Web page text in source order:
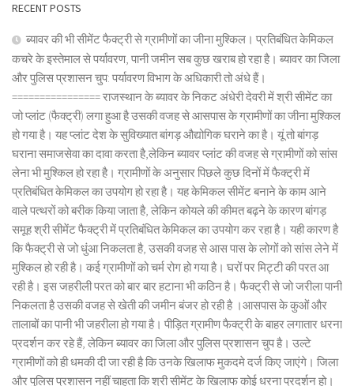
RECENT POSTS
ब्यावर की भी सीमेंट फैक्ट्री से ग्रामीणों का जीना मुश्किल। प्रतिबंधित केमिकल
कचरे के इस्तेमाल से पर्यावरण, पानी जमीन सब कुछ खराब हो रहा है। ब्यावर का जिला
और पुलिस प्रशासन चुप: पर्यावरण विभाग के अधिकारी तो अंधे हैं।
================ राजस्थान के ब्यावर के निकट अंधेरी देवरी में श्री सीमेंट का
जो प्लांट (फैक्ट्री) लगा हुआ है उसकी वजह से आसपास के ग्रामीणों का जीना मुश्किल
हो गया है। यह प्लांट देश के सुविख्यात बांगड़ औद्योगिक घराने का है। यूं तो बांगड़
घराना समाजसेवा का दावा करता है,लेकिन ब्यावर प्लांट की वजह से ग्रामीणों को सांस
लेना भी मुश्किल हो रहा है। ग्रामीणों के अनुसार पिछले कुछ दिनों में फैक्ट्री में
प्रतिबंधित केमिकल का उपयोग हो रहा है। यह केमिकल सीमेंट बनाने के काम आने
वाले पत्थरों को बरीक किया जाता है, लेकिन कोयले की कीमत बढ़ने के कारण बांगड़
समूह श्री सीमेंट फैक्ट्री में प्रतिबंधित केमिकल का उपयोग कर रहा है। यही कारण है
कि फैक्ट्री से जो धुंआ निकलता है, उसकी वजह से आस पास के लोगों को सांस लेने में
मुश्किल हो रही है। कई ग्रामीणों को चर्म रोग हो गया है। घरों पर मिट्टी की परत आ
रही है। इस जहरीली परत को बार बार हटाना भी कठिन है। फैक्ट्री से जो जरीला पानी
निकलता है उसकी वजह से खेती की जमीन बंजर हो रही है ।आसपास के कुओं और
तालाबों का पानी भी जहरीला हो गया है। पीड़ित ग्रामीण फैक्ट्री के बाहर लगातार धरना
प्रदर्शन कर रहे हैं, लेकिन ब्यावर का जिला और पुलिस प्रशासन चुप है। उल्टे
ग्रामीणों को ही धमकी दी जा रही है कि उनके खिलाफ मुकदमे दर्ज किए जाएंगे। जिला
और पुलिस प्रशासन नहीं चाहता कि श्री सीमेंट के खिलाफ कोई धरना प्रदर्शन हो।